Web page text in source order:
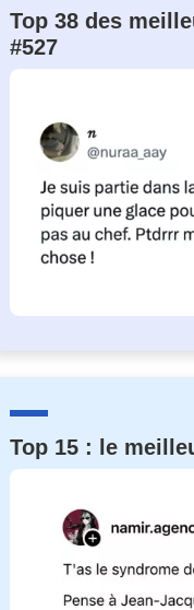
Top 38 des
#527
Top 15 : le